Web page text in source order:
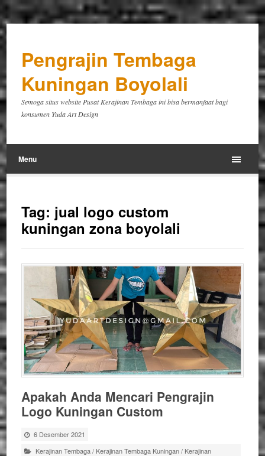
Pengrajin Tembaga
Kuningan Boyolali
Semoga situs website Pusat Kerajinan Tembaga ini bisa bermanfaat bagi
konsumen Yuda Art Design
Menu
Tag: jual logo custom
kuningan zona boyolali
Apakah Anda Mencari Pengrajin
Logo Kuningan Custom
6 Desember 2021
Kerajinan Tembaga/ Kerajinan Tembaga Kuningan/ Kerajinan